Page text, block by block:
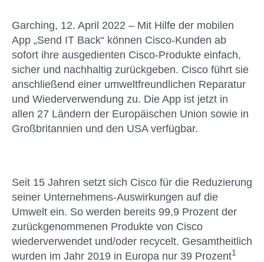
Garching, 12. April 2022 – Mit Hilfe der mobilen
App „Send IT Back“ können Cisco-Kunden ab
sofort ihre ausgedienten Cisco-Produkte einfach,
sicher und nachhaltig zurückgeben. Cisco führt sie
anschließend einer umweltfreundlichen Reparatur
und Wiederverwendung zu. Die App ist jetzt in
allen 27 Ländern der Europäischen Union sowie in
Großbritannien und den USA verfügbar.
Seit 15 Jahren setzt sich Cisco für die Reduzierung
seiner Unternehmens-Auswirkungen auf die
Umwelt ein. So werden bereits 99,9 Prozent der
zurückgenommenen Produkte von Cisco
wiederverwendet und/oder recycelt. Gesamtheitlich
wurden im Jahr 2019 in Europa nur 39 Prozent1